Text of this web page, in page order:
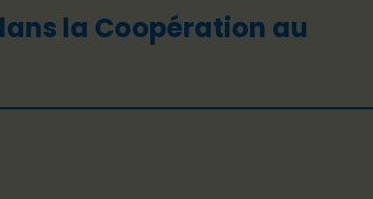
la Coopération au